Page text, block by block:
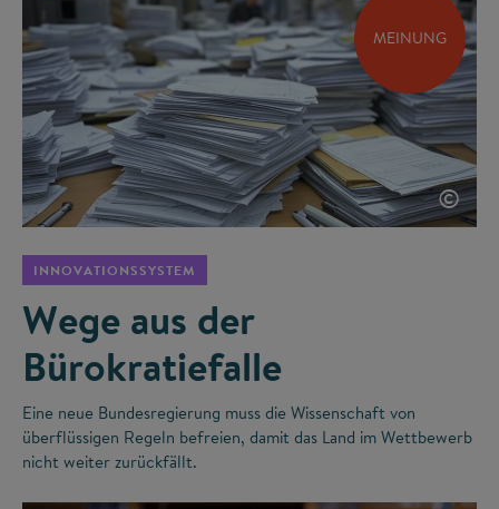
MEINUNG
©
INNOVATIONSSYSTEM
Wege aus der
Bürokratiefalle
Eine neue Bundesregierung muss die Wissenschaft von
überflüssigen Regeln befreien, damit das Land im Wettbewerb
nicht weiter zurückfällt.